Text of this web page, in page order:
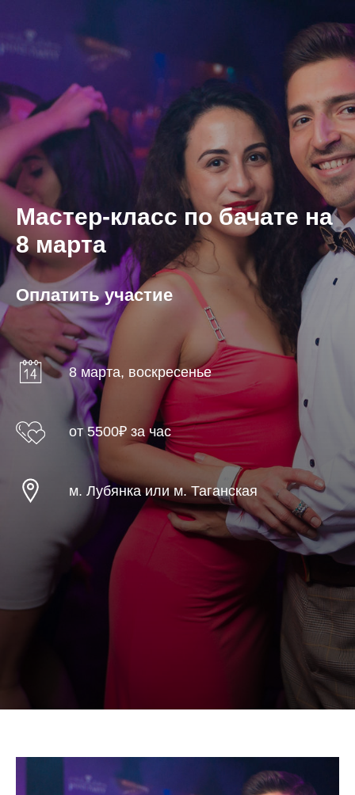
Мастер-класс по бачате на
8 марта
Оплатить участие
8 марта, воскресенье
от 5500₽ за час
м. Лубянка или м. Таганская